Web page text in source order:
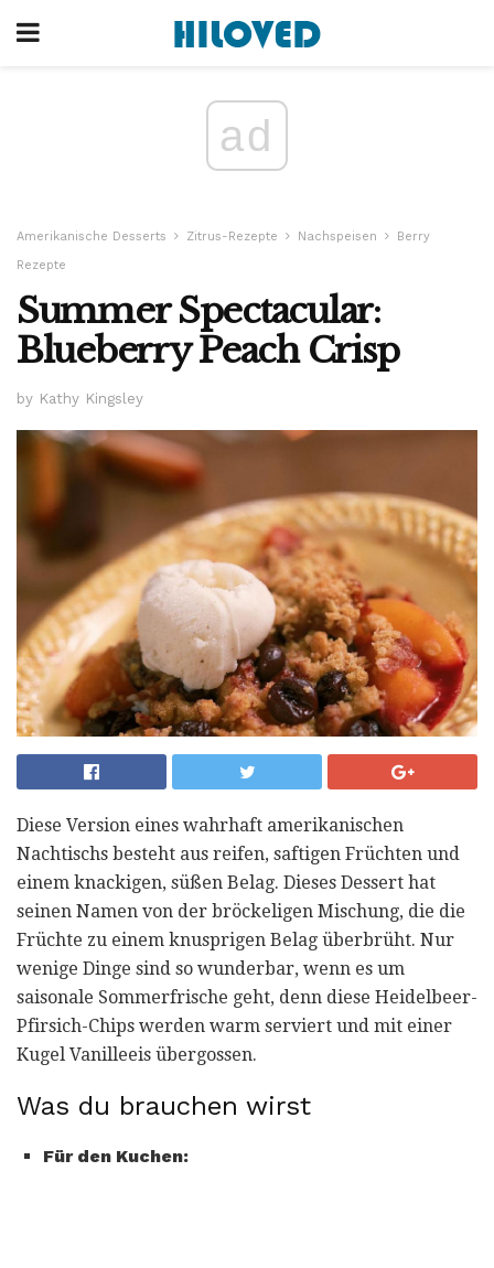
ad
Amerikanische Desserts Zitrus-Rezepte Nachspeisen
Berry
Rezepte
Summer Spectacular:
Blueberry Peach Crisp
by Kathy Kingsley
Diese Version eines wahrhaft amerikanischen
Nachtischs besteht aus reifen, saftigen Früchten und
einem knackigen, süßen Belag. Dieses Dessert hat
seinen Namen von der bröckeligen Mischung, die die
Früchte zu einem knusprigen Belag überbrüht. Nur
wenige Dinge sind so wunderbar, wenn es um
saisonale Sommerfrische geht, denn diese Heidelbeer-
Pfirsich-Chips werden warm serviert und mit einer
Kugel Vanilleeis übergossen.
Was du brauchen wirst
Für den Kuchen: